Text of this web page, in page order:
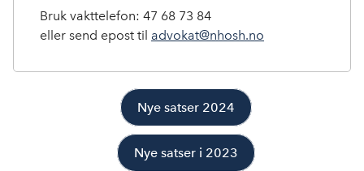
Bruk vakttelefon: 47 68 73 84
eller send epost til advokat@nhosh.no
Nye satser 2024
Nye satser i 2023